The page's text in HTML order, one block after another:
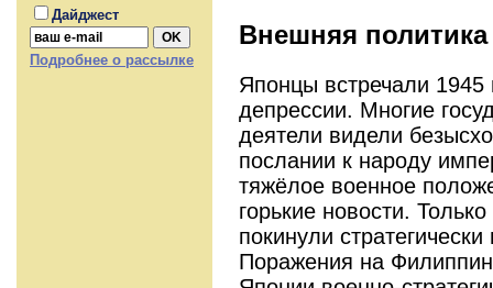
Дайджест
Подробнее о рассылке
Внешняя
Японцы встречали 1945
депрессии. Многие
деятели видели
послании к народу
тяжёлое военное
горькие новости.
покинули
Поражения на